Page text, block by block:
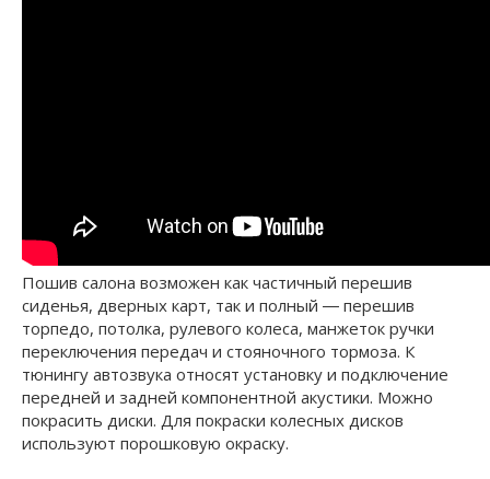
Пошив салона возможен как частичный перешив
сиденья, дверных карт, так и полный ― перешив
торпедо, потолка, рулевого колеса, манжеток ручки
переключения передач и стояночного тормоза. К
тюнингу автозвука относят установку и подключение
передней и задней компонентной акустики. Можно
покрасить диски. Для покраски колесных дисков
используют порошковую окраску.